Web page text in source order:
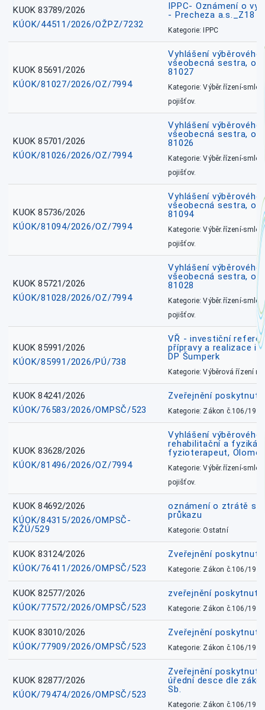
KUOK 83789/2026
KÚOK/44511/2026/OŽPZ/7232
IPPC- Oznámení o
- Precheza a.s._Z18
Kategorie: IPPC
KUOK 85691/2026
KÚOK/81027/2026/OZ/7994
Vyhlášení
všeobecná sestra,
81027
Kategorie: Výběr.řízení-
pojišťov.
KUOK 85701/2026
KÚOK/81026/2026/OZ/7994
Vyhlášení
všeobecná sestra,
81026
Kategorie: Výběr.řízení-
pojišťov.
KUOK 85736/2026
KÚOK/81094/2026/OZ/7994
Vyhlášení
všeobecná sestra,
81094
Kategorie: Výběr.řízení-
pojišťov.
KUOK 85721/2026
KÚOK/81028/2026/OZ/7994
Vyhlášení
všeobecná sestra,
81028
Kategorie: Výběr.řízení-
pojišťov.
KUOK 85991/2026
KÚOK/85991/2026/PÚ/738
VŘ - investiční
přípravy a realizace
DP Šumperk
Kategorie: Výběrová řízení
KUOK 84241/2026
KÚOK/76583/2026/OMPSČ/523
Zveřejnění
Kategorie: Zákon č.106/1999
KUOK 83628/2026
KÚOK/81496/2026/OZ/7994
Vyhlášení
rehabilitační a
fyzioterapeut,
Kategorie: Výběr.řízení-
pojišťov.
KUOK 84692/2026
KÚOK/84315/2026/OMPSČ-
KŽÚ/529
oznámení o ztrátě
průkazu
Kategorie: Ostatní
KUOK 83124/2026
KÚOK/76411/2026/OMPSČ/523
Zveřejnění
Kategorie: Zákon č.106/1999
KUOK 82577/2026
KÚOK/77572/2026/OMPSČ/523
zveřejnění
Kategorie: Zákon č.106/1999
KUOK 83010/2026
KÚOK/77909/2026/OMPSČ/523
Zveřejnění
Kategorie: Zákon č.106/1999
KUOK 82877/2026
KÚOK/79474/2026/OMPSČ/523
Zveřejnění
úřední desce dle
Sb.
Kategorie: Zákon č.106/1999